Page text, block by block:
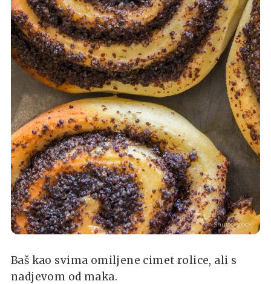
Shutterstock
Baš kao svima omiljene cimet rolice, ali s
nadjevom od maka.